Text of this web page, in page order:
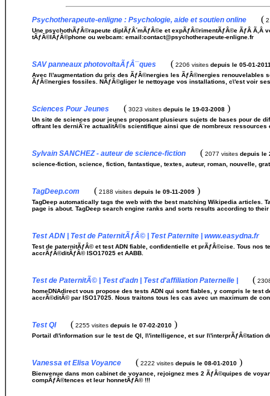
Psychotherapeute-enligne : Psychologie, aide et soutien online (
Une psychothÃƒÂ©rapeute diplÃƒÂ´mÃƒÂ©e et expÃƒÂ©rimentÃƒÂ©e ÃƒÂ
tÃƒÂ©lÃƒÂ©phone ou webcam: email:contact@psychotherapeute-enligne.fr
SAV panneaux photovoltaÃƒÂ¯ques ( 2206 visites depuis le 05-01-
Avec l\'augmentation du prix des ÃƒÂ©nergies les ÃƒÂ©nergies renouvelables
ÃƒÂ©nergies fossiles. NÃƒÂ©gliger le nettoyage vos installations, c\'est voir
Sciences Pour Jeunes ( 3023 visites depuis le 19-03-2008 )
Un site de sciences pour jeunes proposant plusieurs sujets de bases pour de
offrant les derniÃ¨re actualitÃ©s scientifique ainsi que de nombreux
Sylvain SANCHEZ - auteur de science-fiction ( 2077 visites depuis le
science-fiction, science, fiction, fantastique, textes, auteur, roman, nouvelle,
TagDeep.com ( 2188 visites depuis le 09-11-2009 )
TagDeep automatically tags the web with the best matching Wikipedia articles.
page is about. TagDeep search engine ranks and sorts results according to
Test ADN | Test de PaternitÃƒÂ© | Test Paternite | www.easydna.fr
Test de paternitÃƒÂ© et test ADN fiable, confidentielle et prÃƒÂ©cise. Tous
accrÃƒÂ©ditÃƒÂ© ISO17025 et AABB.
Test de PaternitÃ© | Test d'adn | Test d'affiliation Paternelle | (
homeDNAdirect vous propose des tests ADN qui sont fiables, y compris le test
accrÃ©ditÃ© par ISO17025. Nous traitons tous les cas avec un maximum de
Test QI( 2255 visites depuis le 07-02-2010 )
Portail d\'information sur le test de QI, l\'intelligence, et sur l\'interprÃƒÂ©tation
Vanessa et Elisa Voyance ( 2222 visites depuis le 08-01-2010 )
Bienvenue dans mon cabinet de voyance, rejoignez mes 2 ÃƒÂ©quipes de
compÃƒÂ©tences et leur honnetÃƒÂ© !!!